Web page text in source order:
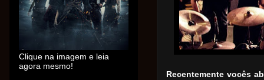
Recentemente vocês
Clique na imagem e leia
agora mesmo!